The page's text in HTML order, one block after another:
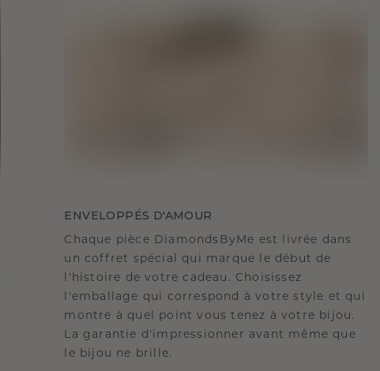
ENVELOPPÉS D'AMOUR
Chaque pièce DiamondsByMe est livrée dans
un coffret spécial qui marque le début de
l'histoire de votre cadeau. Choisissez
l'emballage qui correspond à votre style et qui
montre à quel point vous tenez à votre bijou.
La garantie d'impressionner avant même que
le bijou ne brille.